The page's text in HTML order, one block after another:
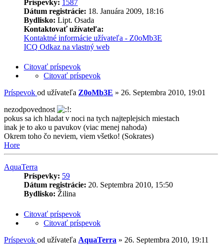
Príspevky: 1587
Dátum registrácie: 18. Januára 2009, 18:16
Bydlisko: Lipt. Osada
Kontaktovať užívateľa:
Kontaktné informácie užívateľa - Z0oMb3E
ICQ Odkaz na vlastný web
Citovať príspevok
Citovať príspevok
Príspevok od užívateľa Z0oMb3E » 26. Septembra 2010, 19:01
nezodpovednost
pokus sa ich hladat v noci na tych najteplejsich miestach
inak je to ako u pavukov (viac menej nahoda)
Okrem toho čo neviem, viem všetko! (Sokrates)
Hore
AquaTerra
Príspevky: 59
Dátum registrácie: 20. Septembra 2010, 15:50
Bydlisko: Žilina
Citovať príspevok
Citovať príspevok
Príspevok od užívateľa AquaTerra » 26. Septembra 2010, 19:11